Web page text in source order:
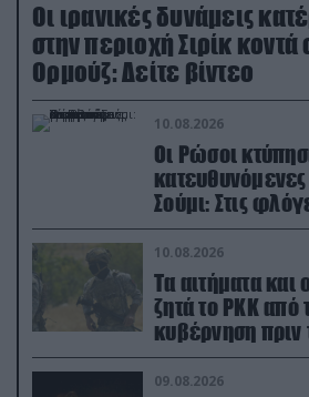
Οι ιρανικές δυνάμεις
στην περιοχή Σιρίκ κοντά
Ορμούζ: Δείτε βίντεο
10.08.2026
Οι Ρώσοι
Σούμι: Στις
ενεργειακές
10.08.2026
Τα αιτήματα και
ζητά το PKK από
κυβέρνηση πριν
αφοπλισμό του
09.08.2026